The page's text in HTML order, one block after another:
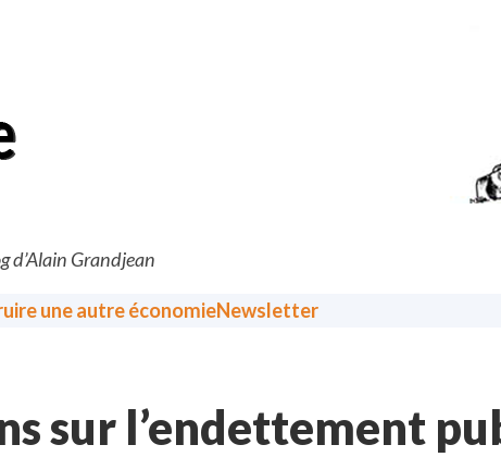
d’Alain Grandjean
une autre économieNewsletter
sur l’endettement